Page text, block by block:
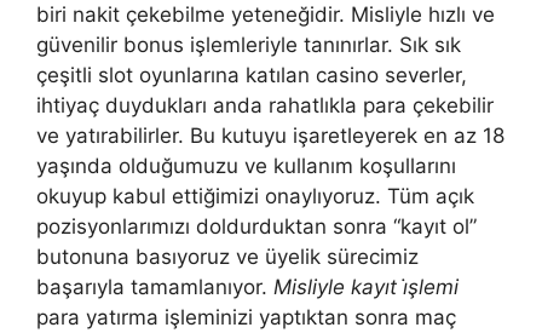
biri nakit çekebilme yeteneğidir. Misliyle hızlı ve
güvenilir bonus işlemleriyle tanınırlar. Sık sık
çeşitli slot oyunlarına katılan casino severler,
ihtiyaç duydukları anda rahatlıkla para çekebilir
ve yatırabilirler. Bu kutuyu işaretleyerek en az 18
yaşında olduğumuzu ve kullanım koşullarını
okuyup kabul ettiğimizi onaylıyoruz. Tüm açık
pozisyonlarımızı doldurduktan sonra “kayıt ol”
butonuna basıyoruz ve üyelik sürecimiz
başarıyla tamamlanıyor. Misliyle kayıt i̇şlemi
para yatırma işleminizi yaptıktan sonra maç